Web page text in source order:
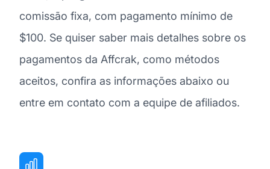
comissão fixa, com pagamento mínimo de
$100. Se quiser saber mais detalhes sobre os
pagamentos da Affcrak, como métodos
aceitos, confira as informações abaixo ou
entre em contato com a equipe de afiliados.